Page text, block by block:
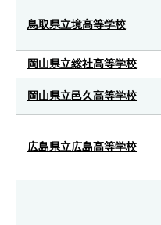
鳥取県立境高等学校
岡山県立総社高等学校
岡山県立邑久高等学校
広島県立広島高等学校